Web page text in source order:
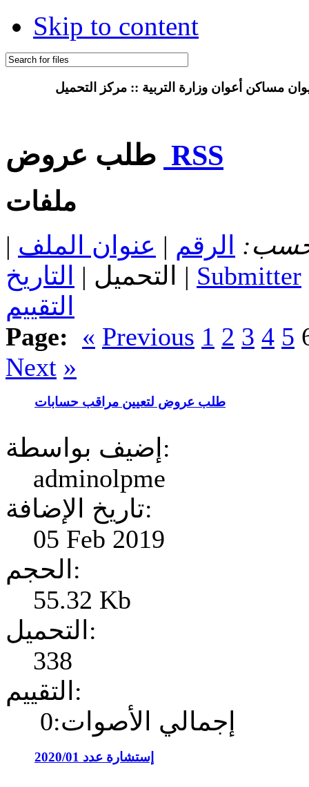
Skip to content
RSS
ملفات
حسب: الرقم | عنوان الملف |
التحميل | التاريخ | Submitter
التقييم
Page: « Previous 1 2 3 4 5
Next »
طلب عروض لتعيين مراقب حسابات
إضيف بواسطة:
adminolpme
تاريخ الإضافة:
05 Feb 2019
الحجم:
55.32 Kb
التحميل:
338
التقييم:
إجمالي الأصوات:0
إستشارة عدد 2020/01